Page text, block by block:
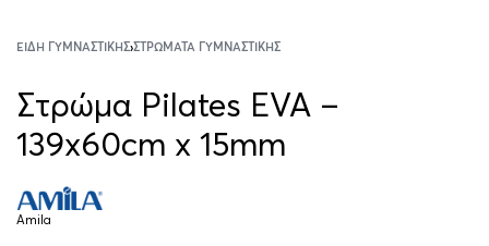
ΕΊΔΗ ΓΥΜΝΑΣΤΙΚΉΣ›ΣΤΡΏΜΑΤΑ ΓΥΜΝΑΣΤΙΚΉΣ
Στρώμα Pilates EVA –
139x60cm x 15mm
Amila